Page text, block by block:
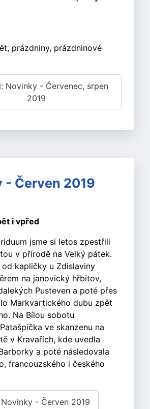
prázdniny, prázdninové
Novinky - Červenec, srpen
2019
- Červen 2019
i vpřed
jsme si letos zpestřili
v přírodě na Velký pátek.
kapličky u Zdislaviny
na janovický hřbitov,
Pusteven a poté přes
Markvartického dubu zpět
Na Bílou sobotu
ve skanzenu na
v Kravařích, kde uvedla
a poté následovala
francouzského i českého
- Červen 2019